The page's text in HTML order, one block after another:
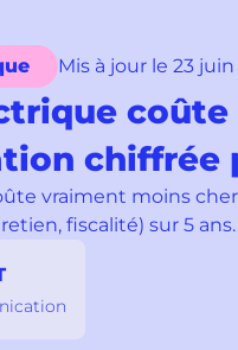
Mis à jour le 23
coûte
chiffrée
vraiment moins
fiscalité) sur 5 ans.